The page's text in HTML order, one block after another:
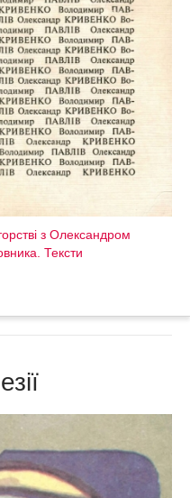
з Олександром
Тексти